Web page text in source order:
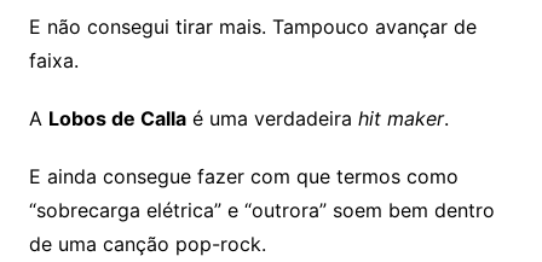
E não consegui tirar mais. Tampouco avançar de
faixa.
A Lobos de Callaé uma verdadeira hit maker.
E ainda consegue fazer com que termos como
“sobrecarga elétrica” e “outrora” soem bem dentro
de uma canção pop-rock.